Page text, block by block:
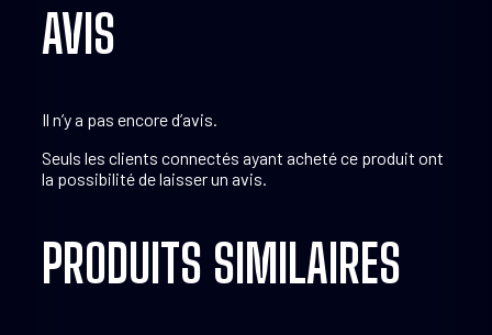
AVIS
Il n’y a pas encore d’avis.
Seuls les clients connectés ayant acheté ce produit ont
la possibilité de laisser un avis.
PRODUITS SIMILAIRES